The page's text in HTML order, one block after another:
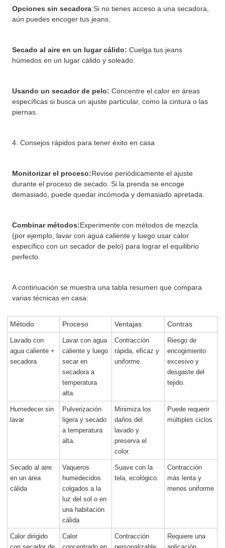
Opciones sin secadora:Si no tienes acceso a una secadora,
aún puedes encoger tus jeans:
Secado al aire en un lugar cálido: Cuelga tus jeans
húmedos en un lugar cálido y soleado.
Usando un secador de pelo:Concentre el calor en áreas
específicas si busca un ajuste particular, como la cintura o las
piernas.
4. Consejos rápidos para tener éxito en casa
Monitorizar el proceso:Revise periódicamente el ajuste
durante el proceso de secado. Si la prenda se encoge
demasiado, puede quedar incómoda y demasiado apretada.
Combinar métodos:Experimente con métodos de mezcla
(por ejemplo, lavar con agua caliente y luego usar calor
específico con un secador de pelo) para lograr el equilibrio
perfecto.
A continuación se muestra una tabla resumen que compara
varias técnicas en casa:
Método Proceso Ventajas Contras
Lavado con
agua caliente +
secadora
Lavar con agua
caliente y luego
secar en
secadora a
temperatura
alta.
Contracción
rápida, eficaz y
uniforme.
Riesgo de
encogimiento
excesivo y
desgaste del
tejido.
Humedecer sin
lavar
Pulverización
ligera y secado
a temperatura
alta.
Minimiza los
daños del
lavado y
preserva el
color.
Puede requerir
múltiples ciclos
Secado al aire
en un área
cálida
Vaqueros
humedecidos
colgados a la
luz del sol o en
una habitación
cálida
Suave con la
tela, ecológico.
Contracción
más lenta y
menos uniforme
Calor dirigido
Calor
Contracción
Requiere una